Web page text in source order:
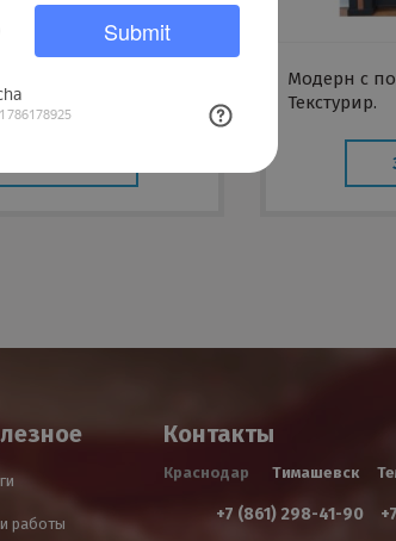
Модерн с
Текстурир.
работы
Контакты
Краснодар Тимашевск
+7 (861) 298-41-90